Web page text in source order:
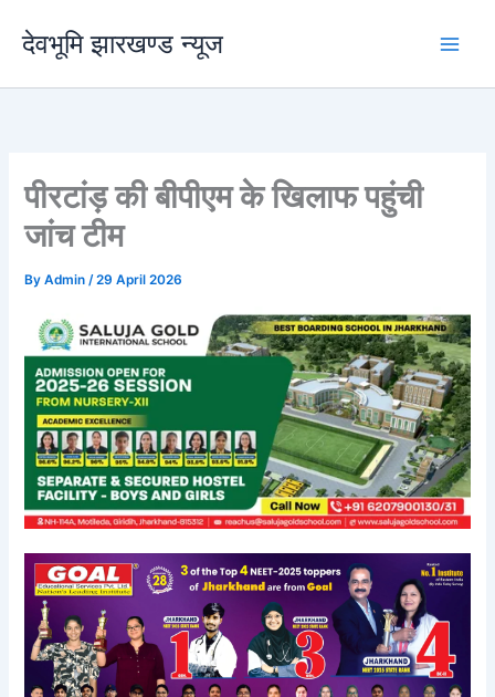
content
देवभूमि झारखण्ड न्यूज
पीरटांड़ की बीपीएम के खिलाफ पहुंची
जांच टीम
ByAdmin/29 April 2026